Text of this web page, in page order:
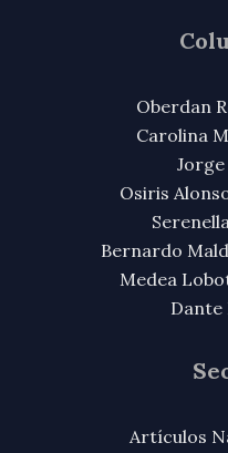
Oberdan
Carolina
Jorge
Osiris
Bernardo
Medea
Dante
Artículos